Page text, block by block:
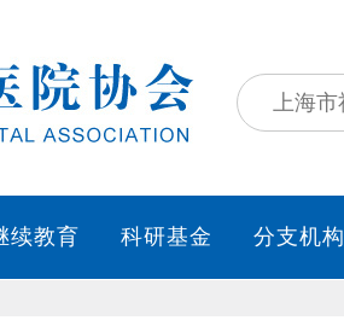
续教育 科研基金 分支机构